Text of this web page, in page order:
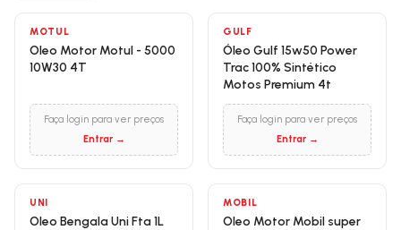
MOTUL
Oleo Motor Motul - 5000
10W30 4T
Faça login para ver preços
Entrar →
GULF
Óleo Gulf 15w50 Power
Trac 100% Sintético
Motos Premium 4t
Faça login para ver preços
Entrar →
UNI
Oleo Bengala Uni Fta 1L
MOBIL
Oleo Motor Mobil super